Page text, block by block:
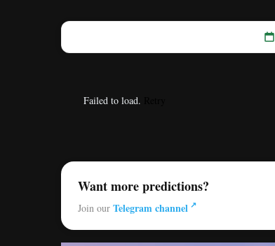
Failed to load.
Want more predictions?
Join our Telegram channel